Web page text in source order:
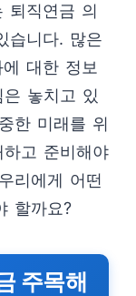
퇴직연금 의
습니다. 많은
대한 정보
놓치고 있
한 미래를 위
고 준비해야
리에게 어떤
할까요?
주목해